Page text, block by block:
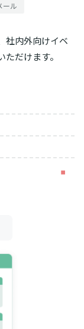
ール
社内外向けイベ
だけます。